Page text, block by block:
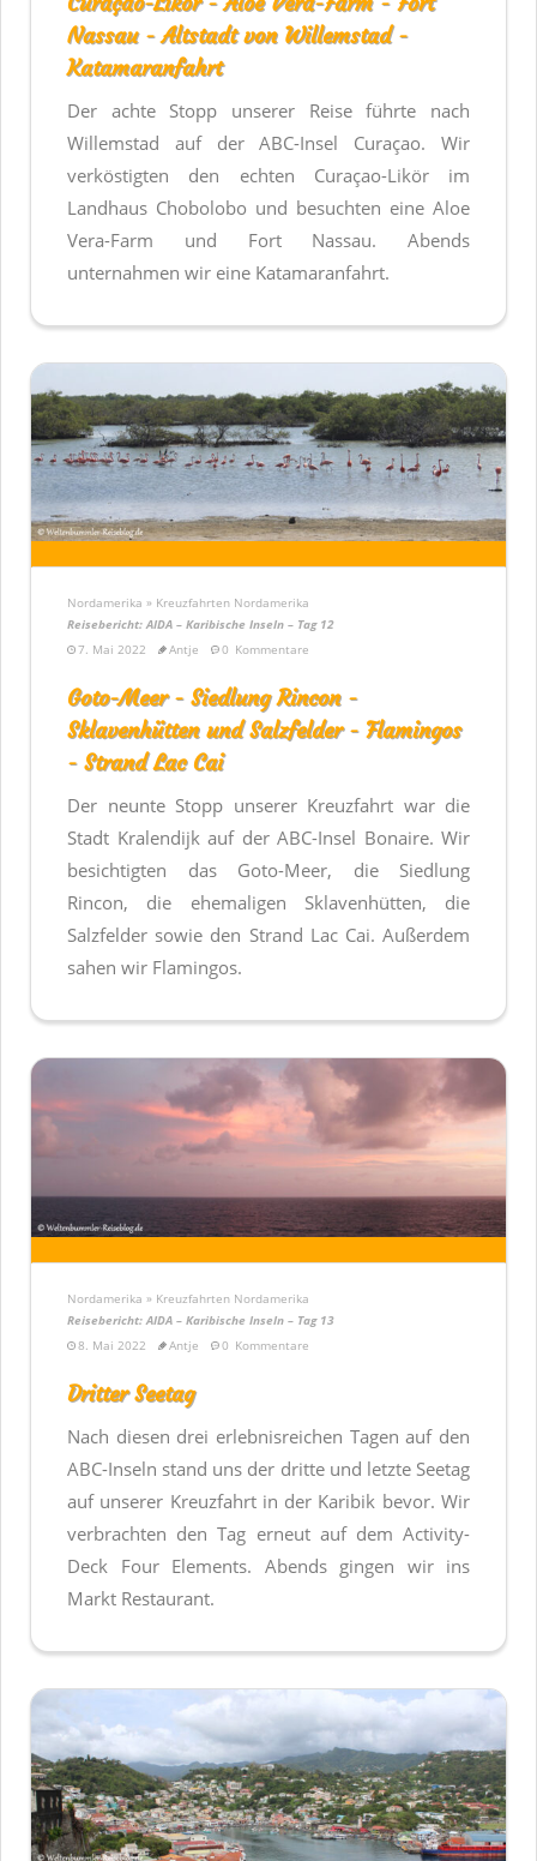
Nassau - Altstadt von Willemstad -
Katamaranfahrt
Der achte Stopp unserer Reise führte nach
Willemstad auf der ABC-Insel Curaçao. Wir
verköstigten den echten Curaçao-Likör im
Landhaus Chobolobo und besuchten eine Aloe
Vera-Farm und Fort Nassau. Abends
unternahmen wir eine Katamaranfahrt.
Nordamerika » Kreuzfahrten Nordamerika
Reisebericht: AIDA – Karibische Inseln – Tag 12
7. Mai 2022
Antje 0 Kommentare
Goto-Meer - Siedlung Rincon -
Sklavenhütten und Salzfelder - Flamingos
- Strand Lac Cai
Der neunte Stopp unserer Kreuzfahrt war die
Stadt Kralendijk auf der ABC-Insel Bonaire. Wir
besichtigten das Goto-Meer, die Siedlung
Rincon, die ehemaligen Sklavenhütten, die
Salzfelder sowie den Strand Lac Cai. Außerdem
sahen wir Flamingos.
Nordamerika » Kreuzfahrten Nordamerika
Reisebericht: AIDA – Karibische Inseln – Tag 13
8. Mai 2022
Antje 0 Kommentare
Dritter Seetag
Nach diesen drei erlebnisreichen Tagen auf den
ABC-Inseln stand uns der dritte und letzte Seetag
auf unserer Kreuzfahrt in der Karibik bevor. Wir
verbrachten den Tag erneut auf dem Activity-
Deck Four Elements. Abends gingen wir ins
Markt Restaurant.